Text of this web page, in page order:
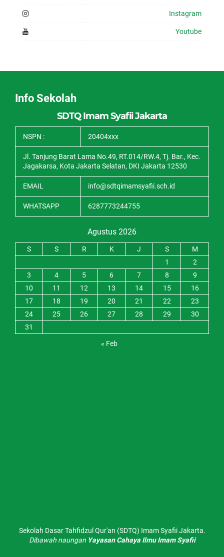
Instagram
Youtube
Info Sekolah
SDTQ Imam Syafii Jakarta
NSPN : 20404xxx
Jl. Tanjung Barat Lama No.49, RT.014/RW.4, Tj. Bar., Kec.
Jagakarsa, Kota Jakarta Selatan, DKI Jakarta 12530
EMAIL info@sdtqimamsyafii.sch.id
WHATSAPP 6287773244755
Agustus 2026
S S R K J S
M
1
2
3
4 5 6 7 8
9
10
11 12 13 14 15
16
17
18 19 20 21 22
23
24
25 26 27 28 29
30
31
« Feb
Sekolah Dasar Tahfidzul Qur'an (SDTQ) Imam Syafii Jakarta.
Dibawah naungan Yayasan Cahaya Ilmu Imam Syafii